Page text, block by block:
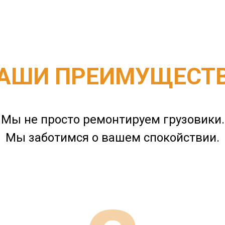
Мы не просто ремонтируем грузовики.
Мы заботимся о вашем спокойствии.